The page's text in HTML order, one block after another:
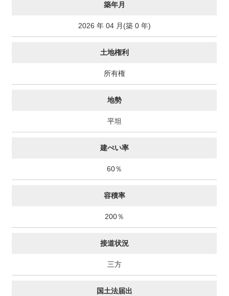
築年月
2026 年 04 月(築 0 年)
土地権利
所有権
地勢
平坦
建ぺい率
60％
容積率
200％
接道状況
三方
国土法届出